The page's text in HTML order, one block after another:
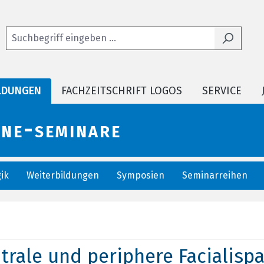
FACHZEITSCHRIFT LOGOS SERVICE
seminare
Weiterbildungen Symposien Seminarreihen
und periphere